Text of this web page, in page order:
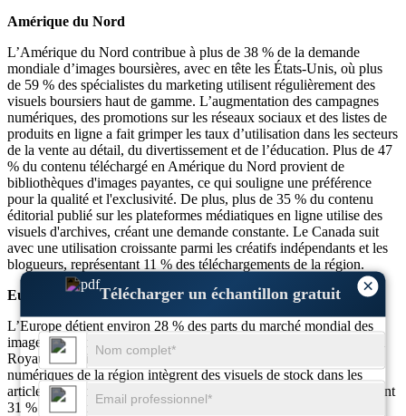
×
Télécharger un échantillon gratuit
Amérique du Nord
L’Amérique du Nord contribue à plus de 38 % de la demande
mondiale d’images boursières, avec en tête les États-Unis, où plus
de 59 % des spécialistes du marketing utilisent régulièrement des
visuels boursiers haut de gamme. L’augmentation des campagnes
numériques, des promotions sur les réseaux sociaux et des listes de
produits en ligne a fait grimper les taux d’utilisation dans les secteurs
de la vente au détail, du divertissement et de l’éducation. Plus de 47
% du contenu téléchargé en Amérique du Nord provient de
bibliothèques d'images payantes, ce qui souligne une préférence
pour la qualité et l'exclusivité. De plus, plus de 35 % du contenu
éditorial publié sur les plateformes médiatiques en ligne utilise des
visuels d'archives, créant une demande constante. Le Canada suit
avec une utilisation croissante parmi les créatifs indépendants et les
blogueurs, représentant 11 % des téléchargements de la région.
Europe
L’Europe détient environ 28 % des parts du marché mondial des
images de stock, avec une adoption significative en Allemagne, au
Royaume-Uni, en France et en Italie. Plus de 42 % des éditeurs
numériques de la région intègrent des visuels de stock dans les
articles et les blogs. Les contenus éditoriaux et culturels représentent
31 % des téléchargements, les utilisateurs européens préférant les